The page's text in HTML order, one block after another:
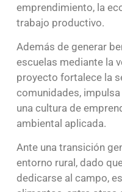
emprendimiento, la
trabajo productivo.
Además de generar
escuelas mediante la
proyecto fortalece la
comunidades,
una cultura de
ambiental aplicada.
Ante una transición
entorno rural, dado
dedicarse al campo,